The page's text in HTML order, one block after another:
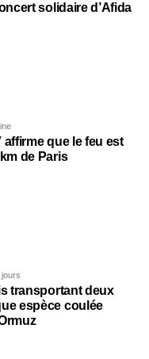
solidaire d’Afida
affirme que le feu est
de Paris
jours
transportant deux
espèce coulée